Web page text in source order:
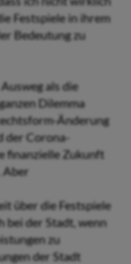
Festspiele in ihrem
Bedeutung zu
als die
Dilemma
Änderung
der Corona-
finanzielle Zukunft
Aber
über die Festspiele
bei der Stadt, wenn
zu
der Stadt